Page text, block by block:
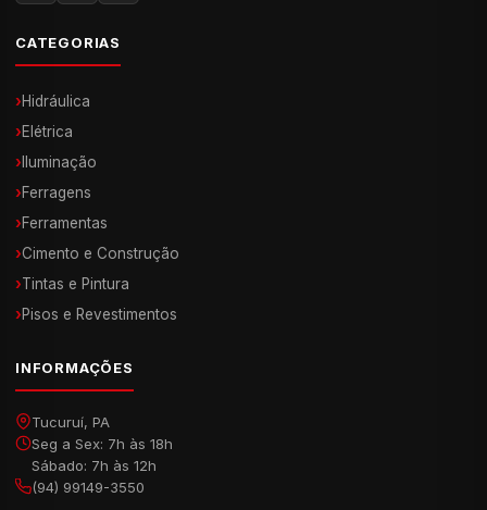
CATEGORIAS
›Hidráulica
›Elétrica
› Iluminação
›Ferragens
›Ferramentas
›Cimento e Construção
›Tintas e Pintura
›Pisos e Revestimentos
INFORMAÇÕES
Tucuruí, PA
Seg a Sex: 7h às 18h
Sábado: 7h às 12h
(94) 99149-3550